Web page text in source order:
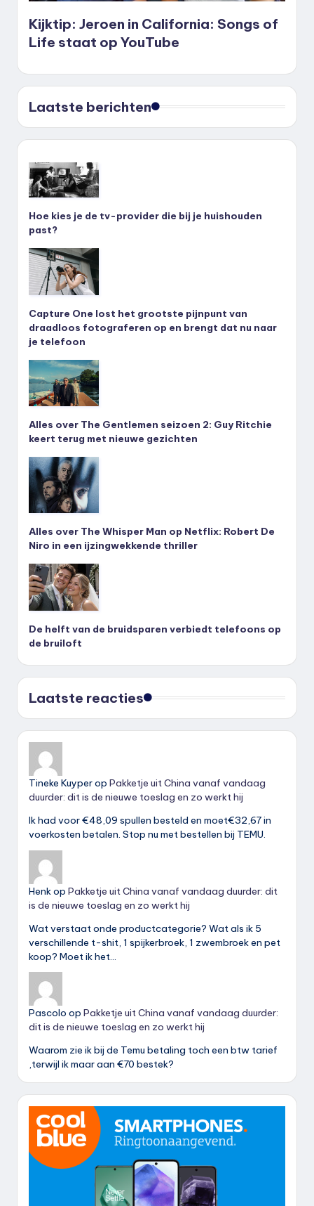
Kijktip: Jeroen in California: Songs of
Life staat op YouTube
Laatste berichten
Hoe kies je de tv-provider die bij je huishouden
past?
Capture One lost het grootste pijnpunt van
draadloos fotograferen op en brengt dat nu naar
je telefoon
Alles over The Gentlemen seizoen 2: Guy Ritchie
keert terug met nieuwe gezichten
Alles over The Whisper Man op Netflix: Robert De
Niro in een ijzingwekkende thriller
De helft van de bruidsparen verbiedt telefoons op
de bruiloft
Laatste reacties
Tineke Kuyperop Pakketje uit China vanaf vandaag
duurder: dit is de nieuwe toeslag en zo werkt hij
Ik had voor €48,09 spullen besteld en moet€32,67 in
voerkosten betalen. Stop nu met bestellen bij TEMU.
Henkop Pakketje uit China vanaf vandaag duurder: dit
is de nieuwe toeslag en zo werkt hij
Wat verstaat onde productcategorie? Wat als ik 5
verschillende t-shit, 1 spijkerbroek, 1 zwembroek en pet
koop? Moet ik het…
Pascolo op Pakketje uit China vanaf vandaag duurder:
dit is de nieuwe toeslag en zo werkt hij
Waarom zie ik bij de Temu betaling toch een btw tarief
,terwijl ik maar aan €70 bestek?